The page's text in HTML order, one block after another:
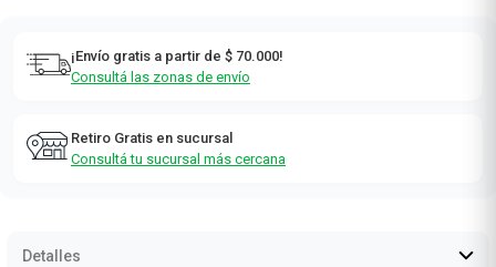
¡Envío gratis a partir de $ 70.000!
Consultá las zonas de envío
Retiro Gratis en sucursal
Consultá tu sucursal más cercana
Detalles